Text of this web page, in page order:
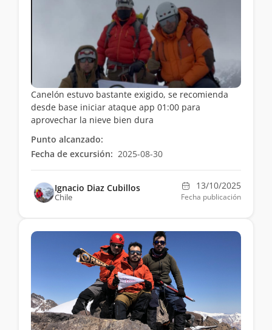
Canelón estuvo bastante exigido, se recomienda
desde base iniciar ataque app 01:00 para
aprovechar la nieve bien dura
Punto alcanzado:
Fecha de excursión: 2025-08-30
Ignacio Diaz Cubillos
Chile
13/10/2025
Fecha publicación